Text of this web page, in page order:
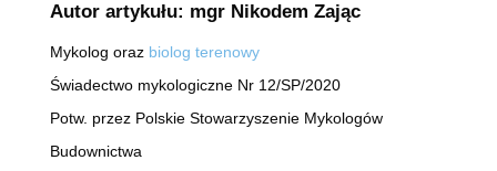
Autor artykułu: mgr Nikodem Zając
Mykolog oraz biolog terenowy
Świadectwo mykologiczne Nr 12/SP/2020
Potw. przez Polskie Stowarzyszenie Mykologów
Budownictwa